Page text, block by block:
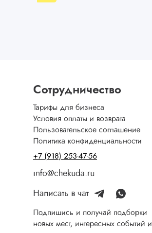
Сотрудничество
Тарифы для бизнеса
Условия оплаты и возврата
Пользовательское соглашение
Политика конфиденциальности
+7 (918) 253-47-56
info@chekuda.ru
Написать в чат
Подпишись и получай подборки
новых мест, интересных событий и